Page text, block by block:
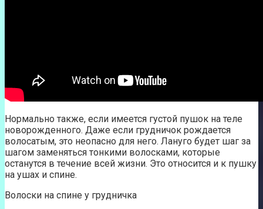
Нормально также, если имеется густой пушок на теле
новорожденного. Даже если грудничок рождается
волосатым, это неопасно для него. Лануго будет шаг за
шагом заменяться тонкими волосками, которые
останутся в течение всей жизни. Это относится и к пушку
на ушах и спине.
Волоски на спине у грудничка